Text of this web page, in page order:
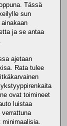
Tässä
sun
ja se antaa
ajetaan
Rata tulee
ovat toimineet
luistaa